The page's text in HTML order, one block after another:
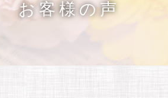
お客様の声